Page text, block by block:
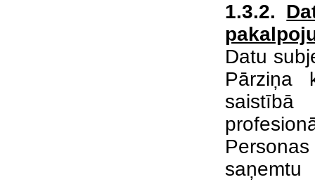
1.3.2.
Datu
Pārziņa
saņemtu